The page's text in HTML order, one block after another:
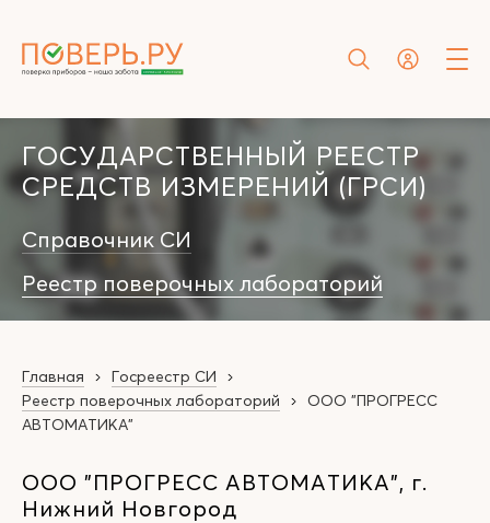
ГОСУДАРСТВЕННЫЙ РЕЕСТР
СРЕДСТВ ИЗМЕРЕНИЙ (ГРСИ)
Справочник СИ
Реестр поверочных лабораторий
Главная
Госреестр СИ
Реестр поверочных лабораторий
ООО "ПРОГРЕСС
АВТОМАТИКА"
ООО "ПРОГРЕСС АВТОМАТИКА", г.
Нижний Новгород